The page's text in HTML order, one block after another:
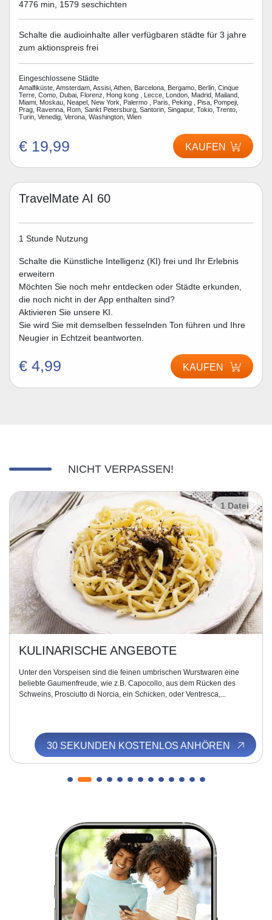
4776 min, 1579 seschichten
Schalte die audioinhalte aller verfügbaren städte für 3 jahre
zum aktionspreis frei
Eingeschlossene Städte
Amalfiküste, Amsterdam, Assisi, Athen, Barcelona, Bergamo, Berlin, Cinque
Terre, Como, Dubai, Florenz, Hong kong , Lecce, London, Madrid, Mailand,
Miami, Moskau, Neapel, New York, Palermo , Paris, Peking , Pisa, Pompeji,
Prag, Ravenna, Rom, Sankt Petersburg, Santorin, Singapur, Tokio, Trento,
Turin, Venedig, Verona, Washington, Wien
€ 19,99 KAUFEN
TravelMate AI 60
1 Stunde Nutzung
Schalte die Künstliche Intelligenz (KI) frei und Ihr Erlebnis
erweitern
Möchten Sie noch mehr entdecken oder Städte erkunden,
die noch nicht in der App enthalten sind?
Aktivieren Sie unsere KI.
Sie wird Sie mit demselben fesselnden Ton führen und Ihre
Neugier in Echtzeit beantworten.
€ 4,99 KAUFEN
NICHT VERPASSEN!
1 Datei
KULINARISCHE ANGEBOTE
Unter den Vorspeisen sind die feinen umbrischen Wurstwaren eine
beliebte Gaumenfreude, wie z.B. Capocollo, aus dem Rücken des
Schweins, Prosciutto di Norcia, ein Schicken, oder Ventresca,...
30 SEKUNDEN KOSTENLOS ANHÖREN